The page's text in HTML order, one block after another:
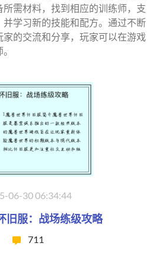
需材料，找到相应的训练师，支
学习新的技能和配方。通过不断
的交流和分享，玩家可以在游戏
06-30 06:34:44
旧服：战场练级攻略
711